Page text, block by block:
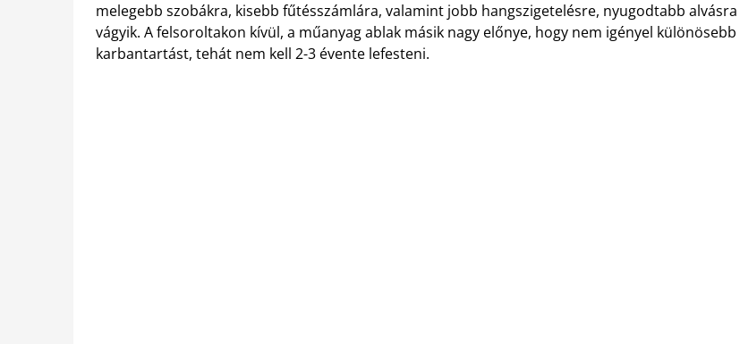
melegebb szobákra, kisebb fűtésszámlára, valamint jobb hangszigetelésre, nyugodtabb alvásra
vágyik. A felsoroltakon kívül, a műanyag ablak másik nagy előnye, hogy nem igényel különösebb
karbantartást, tehát nem kell 2-3 évente lefesteni.